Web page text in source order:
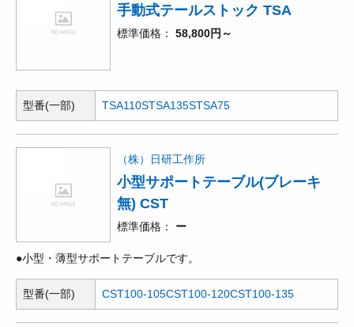
手動式テールストック TSA
標準価格 58,800円～
型番(一部) TSA110STSA135STSA75
（株）日研工作所
小型サポートテーブル(ブレーキ
無) CST
標準価格 ー
●小型・薄型サポートテーブルです。
型番(一部) CST100-105CST100-120CST100-135